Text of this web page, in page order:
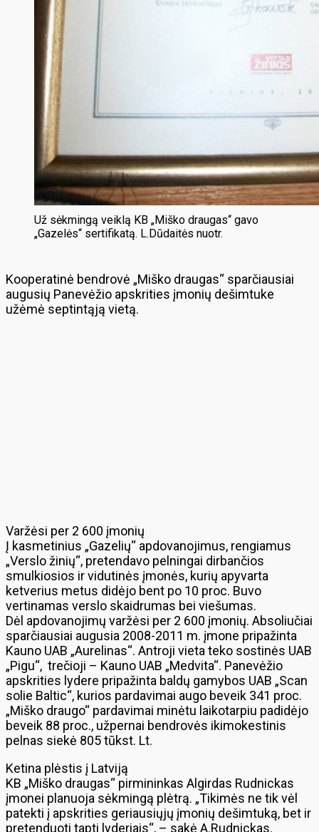
Už sėkmingą veiklą KB „Miško draugas“ gavo
„Gazelės“ sertifikatą. L.Dūdaitės nuotr.
Kooperatinė bendrovė „Miško draugas“ sparčiausiai
augusių Panevėžio apskrities įmonių dešimtuke
užėmė septintąją vietą.
Varžėsi per 2 600 įmonių
Į kasmetinius „Gazelių“ apdovanojimus, rengiamus
„Verslo žinių“, pretendavo pelningai dirbančios
smulkiosios ir vidutinės įmonės, kurių apyvarta
ketverius metus didėjo bent po 10 proc. Buvo
vertinamas verslo skaidrumas bei viešumas.
Dėl apdovanojimų varžėsi per 2 600 įmonių. Absoliučiai
sparčiausiai augusia 2008-2011 m. įmone pripažinta
Kauno UAB „Aurelinas“. Antroji vieta teko sostinės UAB
„Pigu“, trečioji – Kauno UAB „Medvita“. Panevėžio
apskrities lydere pripažinta baldų gamybos UAB „Scan
solie Baltic“, kurios pardavimai augo beveik 341 proc.
„Miško draugo“ pardavimai minėtu laikotarpiu padidėjo
beveik 88 proc., užpernai bendrovės ikimokestinis
pelnas siekė 805 tūkst. Lt.
Ketina plėstis į Latviją
KB „Miško draugas“ pirmininkas Algirdas Rudnickas
įmonei planuoja sėkmingą plėtrą. „Tikimės ne tik vėl
patekti į apskrities geriausiųjų įmonių dešimtuką, bet ir
pretenduoti tapti lyderiais“, – sakė A.Rudnickas.